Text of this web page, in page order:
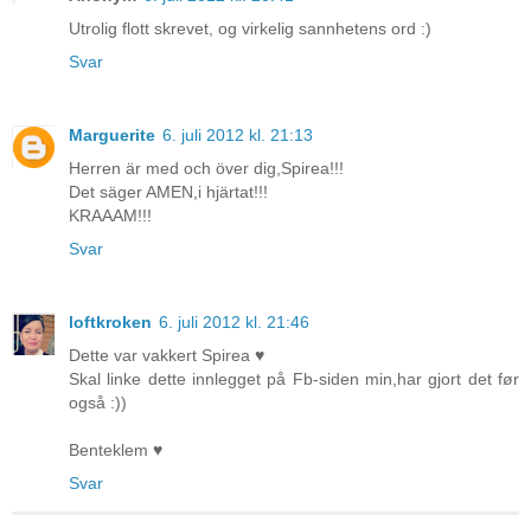
Utrolig flott skrevet, og virkelig sannhetens ord :)
Svar
Marguerite 6. juli 2012 kl. 21:13
Herren är med och över dig,Spirea!!!
Det säger AMEN,i hjärtat!!!
KRAAAM!!!
Svar
loftkroken 6. juli 2012 kl. 21:46
Dette var vakkert Spirea ♥
Skal linke dette innlegget på Fb-siden min,har gjort det før
også :))
Benteklem ♥
Svar